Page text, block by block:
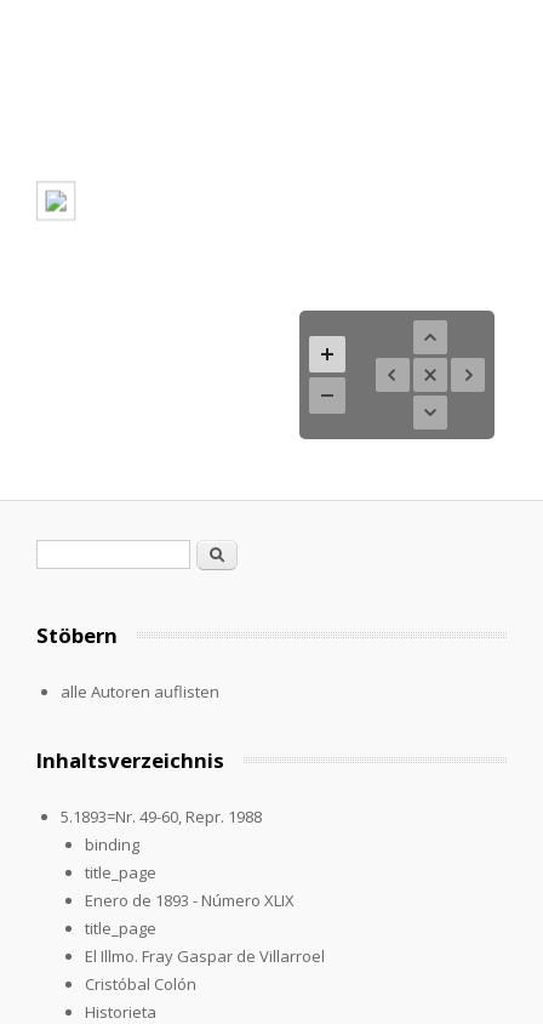
Suche
Stöbern
alle Autoren auflisten
Inhaltsverzeichnis
5.1893=Nr. 49-60, Repr. 1988
binding
title_page
Enero de 1893 - Número XLIX
title_page
El Illmo. Fray Gaspar de Villarroel
Cristóbal Colón
Historieta